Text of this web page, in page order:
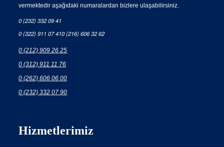
vermektedir aşağıdaki numaralardan bizlere ulaşabilirsiniz.
0 (232) 332 09 41
0 (322) 911 07 410 (216) 606 32 62
0 (212) 909 26 25
0 (312) 911 11 76
0 (262) 606 06 00
0 (232) 332 07 90
Hizmetlerimiz